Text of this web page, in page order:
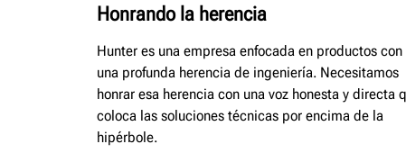
Honrando la herencia
Hunter es una empresa enfocada en productos con
una profunda herencia de ingeniería. Necesitamos
honrar esa herencia con una voz honesta y directa
coloca las soluciones técnicas por encima de la
hipérbole.​